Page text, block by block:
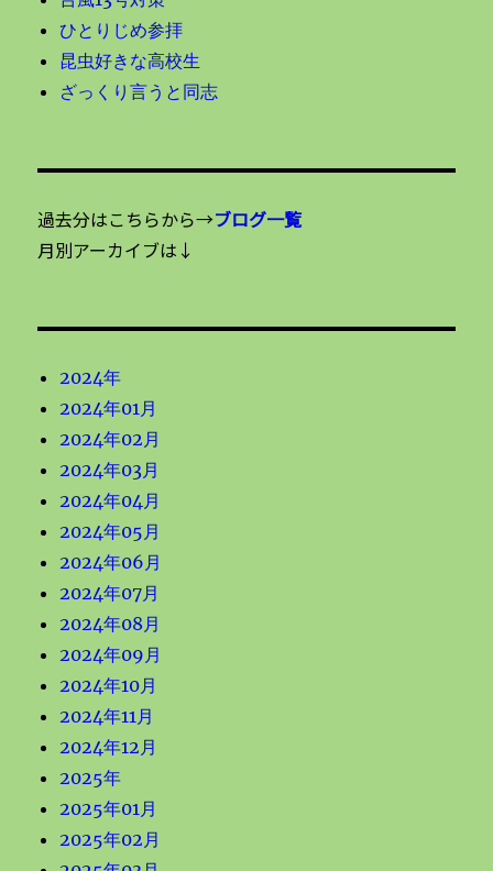
ひとりじめ参拝
昆虫好きな高校生
ざっくり言うと同志
過去分はこちらから→ブログ一覧
月別アーカイブは↓
2024年
2024年01月
2024年02月
2024年03月
2024年04月
2024年05月
2024年06月
2024年07月
2024年08月
2024年09月
2024年10月
2024年11月
2024年12月
2025年
2025年01月
2025年02月